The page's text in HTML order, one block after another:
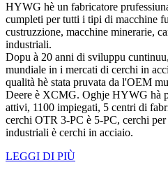
HYWG hè un fabricatore
cumpleti per tutti i tipi di macchine
custruzzione, macchine minerarie,
industriali.
Dopu à 20 anni di sviluppu
mundiale in i mercati di cerchi in
qualità hè stata pruvata da l'OEM
Deere è XCMG. Oghje HYWG hà
attivi, 1100 impiegati, 5 centri di
cerchi OTR 3-PC è 5-PC, cerchi
industriali è cerchi in acciaio.
LEGGI DI PIÙ